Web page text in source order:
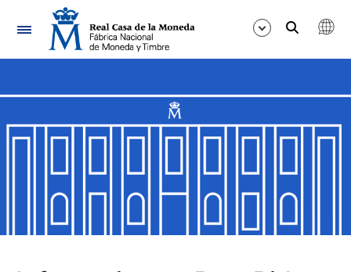
Navigation
Show/Hide
Show/Hide
Show/Hide